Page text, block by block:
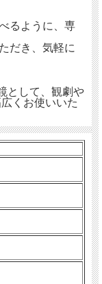
るように、専
だき、気軽に
として、観劇や
くお使いいた